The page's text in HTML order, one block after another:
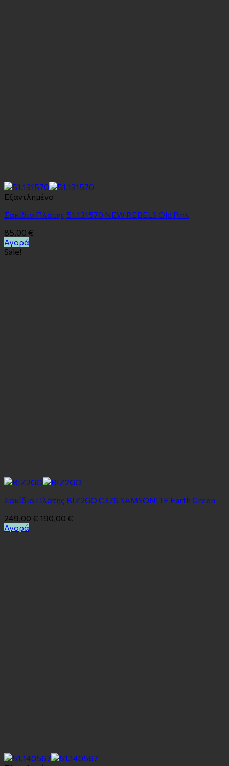
Εξαντλημένο
Σακίδιο Πλάτης 51.131570 NEW REBELS Old Pink
85,00 €
Αγορά
Sale!
Σακίδιο Πλάτης BIZ2GO C376 SAMSONITE Earth Green
249,00€ 190,00 €
Αγορά